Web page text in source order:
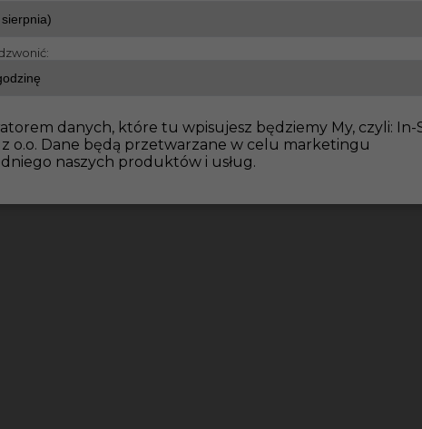
fizyczni Prace ziemne za granicą ( Niemcy )
danych, które tu wpisujesz będziemy My, czyli: In-
z o.o. Dane będą przetwarzane w celu marketingu
naszych produktów i usług.